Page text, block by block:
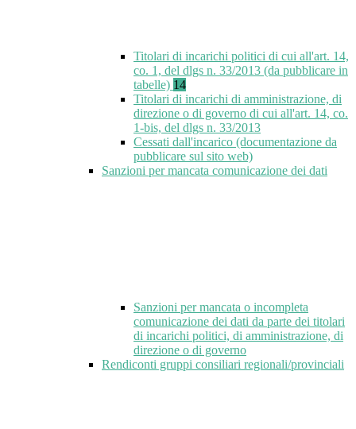
Titolari di incarichi politici di cui all'art. 14,
co. 1, del dlgs n. 33/2013 (da pubblicare in
tabelle) 14
Titolari di incarichi di amministrazione, di
direzione o di governo di cui all'art. 14, co.
1-bis, del dlgs n. 33/2013
Cessati dall'incarico (documentazione da
pubblicare sul sito web)
Sanzioni per mancata comunicazione dei dati
Sanzioni per mancata o incompleta
comunicazione dei dati da parte dei titolari
di incarichi politici, di amministrazione, di
direzione o di governo
Rendiconti gruppi consiliari regionali/provinciali